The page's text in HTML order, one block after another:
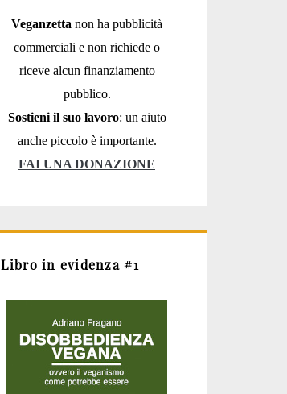
Veganzetta non ha pubblicità
commerciali e non richiede o
riceve alcun finanziamento
pubblico.
Sostieni il suo lavoro: un aiuto
anche piccolo è importante.
FAI UNA DONAZIONE
Libro in evidenza #1